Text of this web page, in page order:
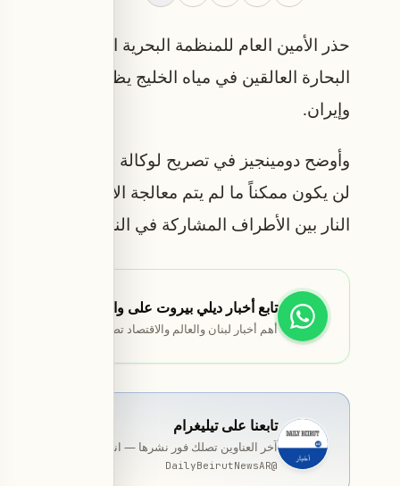
حذر الأمين العام للمنظمة البحرية الدولية التابعة
البحارة العالقين في مياه الخليج يظل محفوفاً
وإيران.
وأوضح دومينجيز في تصريح لوكالة "رويترز" قبيل
لن يكون ممكناً ما لم يتم معالجة الأسباب الجذرية
النار بين الأطراف المشاركة في النزاع.
تابع أخبار ديلي بيروت على واتساب
أهم أخبار لبنان والعالم والاقتصاد تصلك مباشرة.
تابعنا على تيليغرام
آخر العناوين تصلك فور نشرها — انضمّ إلى قناة المخصّصة
@
DailyBeirutNewsAR